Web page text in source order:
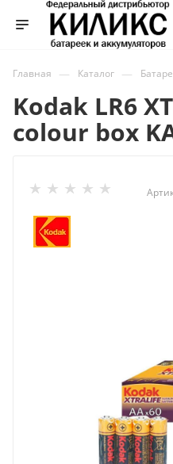
Главная — Каталог —
Kodak LR6
colour box